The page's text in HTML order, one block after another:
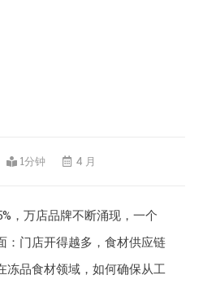
1分钟 4 月
，万店品牌不断涌现，一个
：门店开得越多，食材供应链
冻品食材领域，如何确保从工